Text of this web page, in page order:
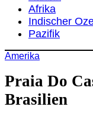
Afrika
Indischer
Pazifik
Amerika
Praia Do
Brasilien